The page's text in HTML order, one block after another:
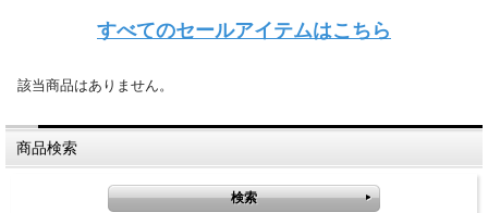
すべてのセールアイテムはこちら
該当商品はありません。
商品検索